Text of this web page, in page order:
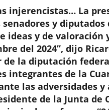
injerencistas… La
y diputados
ideas y de valoración
del 2024”, dijo
de la diputación
integrantes de la
las adversidades
de la Junta de